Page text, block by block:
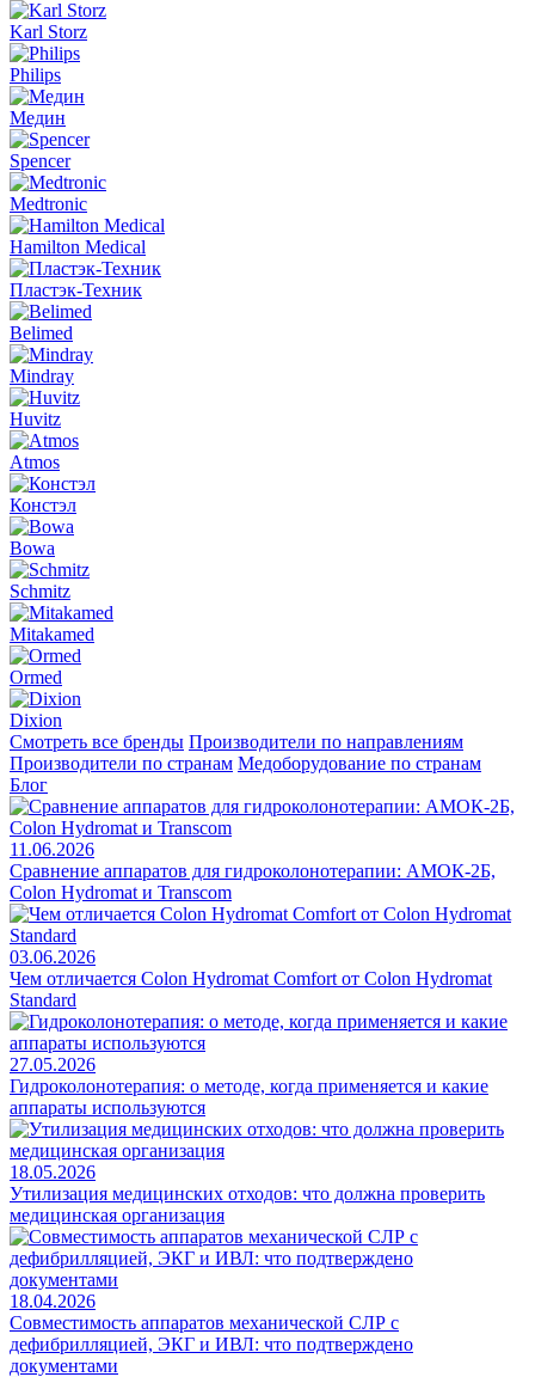
Karl Storz
Philips
Медин
Spencer
Medtronic
Hamilton Medical
Пластэк-Техник
Belimed
Mindray
Huvitz
Atmos
Констэл
Bowa
Schmitz
Mitakamed
Ormed
Dixion
Смотреть все бренды Производители по направлениям
Производители по странам Медоборудование по странам
Блог
11.06.2026
Сравнение аппаратов для гидроколонотерапии: АМОК-2Б,
Colon Hydromat и Transcom
03.06.2026
Чем отличается Colon Hydromat Comfort от Colon Hydromat
Standard
27.05.2026
Гидроколонотерапия: о методе, когда применяется и какие
аппараты используются
18.05.2026
Утилизация медицинских отходов: что должна проверить
медицинская организация
18.04.2026
Совместимость аппаратов механической СЛР с
дефибрилляцией, ЭКГ и ИВЛ: что подтверждено
документами